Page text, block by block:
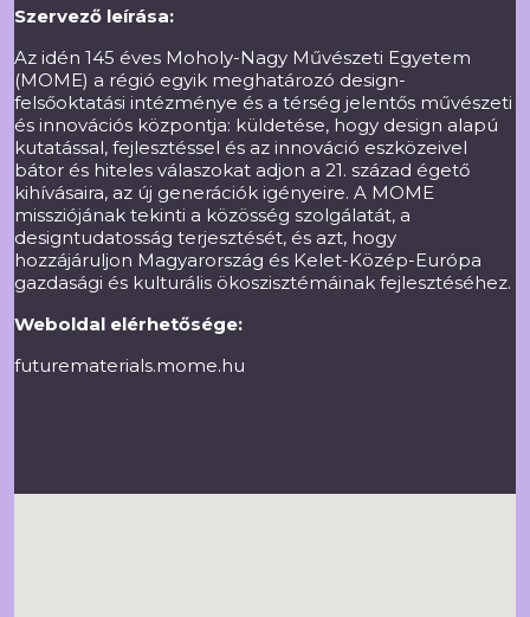
Szervező leírása:
Az idén 145 éves Moholy-Nagy Művészeti Egyetem
(MOME) a régió egyik meghatározó design-
felsőoktatási intézménye és a térség jelentős művészeti
és innovációs központja: küldetése, hogy design alapú
kutatással, fejlesztéssel és az innováció eszközeivel
bátor és hiteles válaszokat adjon a 21. század égető
kihívásaira, az új generációk igényeire. A MOME
missziójának tekinti a közösség szolgálatát, a
designtudatosság terjesztését, és azt, hogy
hozzájáruljon Magyarország és Kelet-Közép-Európa
gazdasági és kulturális ökoszisztémáinak fejlesztéséhez.
Weboldal elérhetősége:
futurematerials.mome.hu